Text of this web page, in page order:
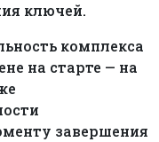
ключей.
комплекса
на старте — на
завершения